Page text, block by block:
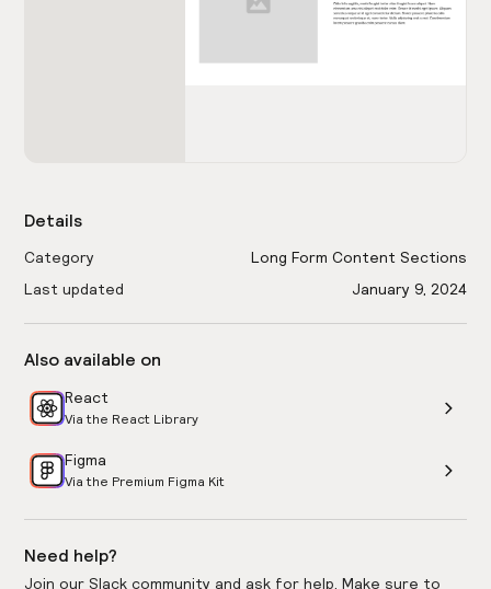
Details
Category
Long Form Content Sections
Last updated
January 9, 2024
Also available on
React
Via the React Library
Figma
Via the Premium Figma Kit
Need help?
Join our Slack community and ask for help. Make sure to